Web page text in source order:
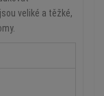
veliké a těžké,